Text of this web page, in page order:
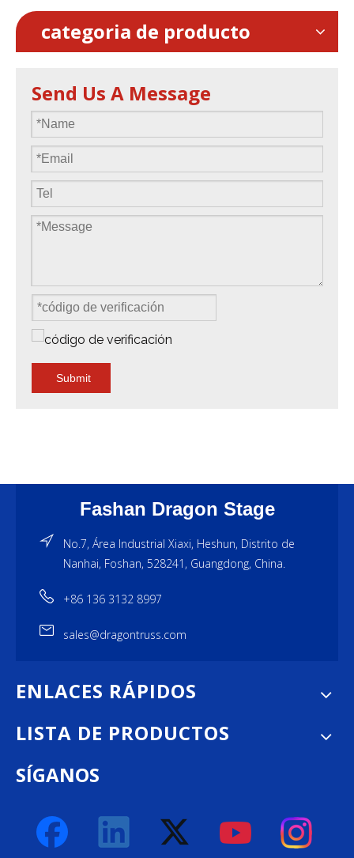
categoria de producto
Send Us A Message
Submit
Fashan Dragon Stage
No.7, Área Industrial Xiaxi, Heshun, Distrito de
Nanhai, Foshan, 528241, Guangdong, China.
+86 136 3132 8997
sales@dragontruss.com
ENLACES RÁPIDOS
LISTA DE PRODUCTOS
SÍGANOS